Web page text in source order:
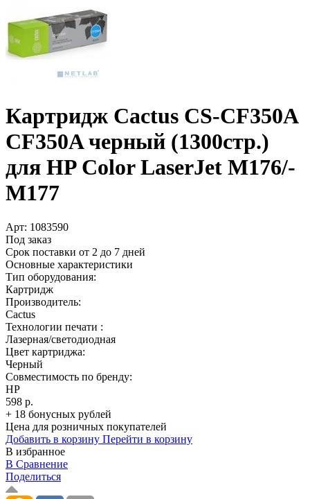
Картридж Cactus CS-CF350A
CF350A черный (1300стр.)
для HP Color LaserJet M176/­
M177
Арт: 1083590
Под заказ
Срок поставки от 2 до 7 дней
Основные характеристики
Тип оборудования:
Картридж
Производитель:
Cactus
Технологии печати :
Лазерная/светодиодная
Цвет картриджа:
Черный
Совместимость по бренду:
HP
598 р.
+ 18 бонусных рублей
Цена для розничных покупателей
Добавить в корзину Перейти в корзину
В избранное
В Сравнение
Поделиться